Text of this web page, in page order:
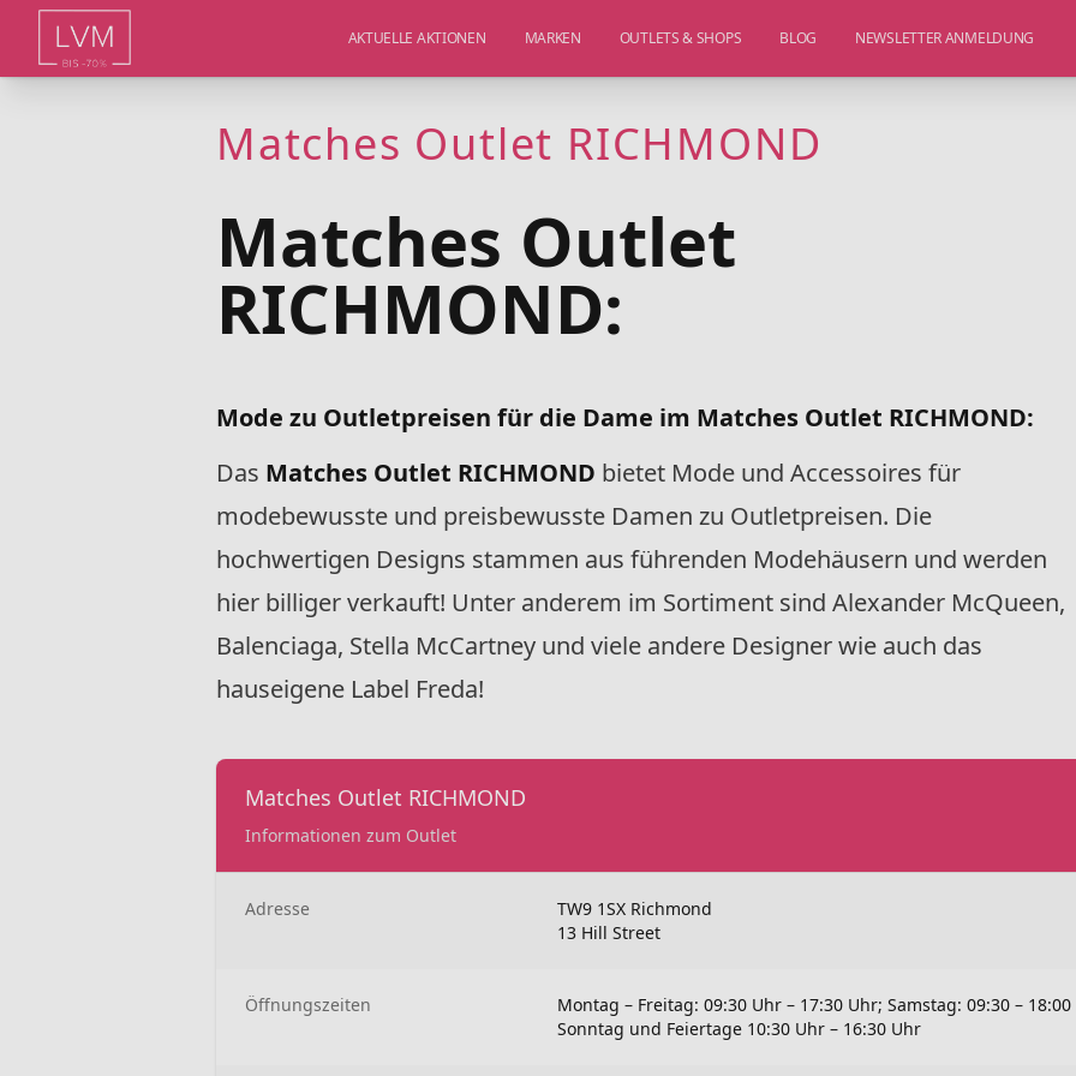
AKTUELLE AKTIONEN MARKEN OUTLETS & SHOPS BLOG NEWSLETTER ANMELDUNG
Matches Outlet RICHMOND
Matches Outlet
RICHMOND:
Mode zu Outletpreisen für die Dame im Matches Outlet RICHMOND:
Das Matches Outlet RICHMOND bietet Mode und Accessoires für
modebewusste und preisbewusste Damen zu Outletpreisen. Die
hochwertigen Designs stammen aus führenden Modehäusern und werden
hier billiger verkauft! Unter anderem im Sortiment sind Alexander McQueen,
Balenciaga, Stella McCartney und viele andere Designer wie auch das
hauseigene Label Freda!
Matches Outlet RICHMOND
Informationen zum Outlet
Adresse
TW9 1SX Richmond
13 Hill Street
Öffnungszeiten
Montag – Freitag: 09:30 Uhr – 17:30 Uhr; Samstag: 09:30 –
Sonntag und Feiertage 10:30 Uhr – 16:30 Uhr